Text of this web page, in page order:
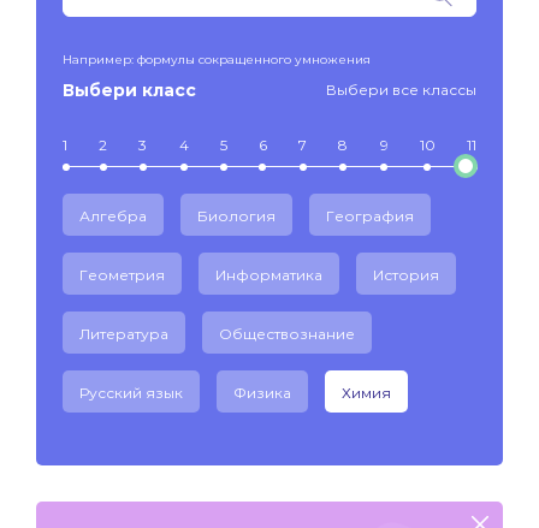
Например: формулы сокращенного умножения
Выбери класс Выбери все классы
1 2 3 4 5 6 7 8 9 10 11
Алгебра Биология География
Геометрия Информатика История
Литература Обществознание
Русский язык Физика Химия